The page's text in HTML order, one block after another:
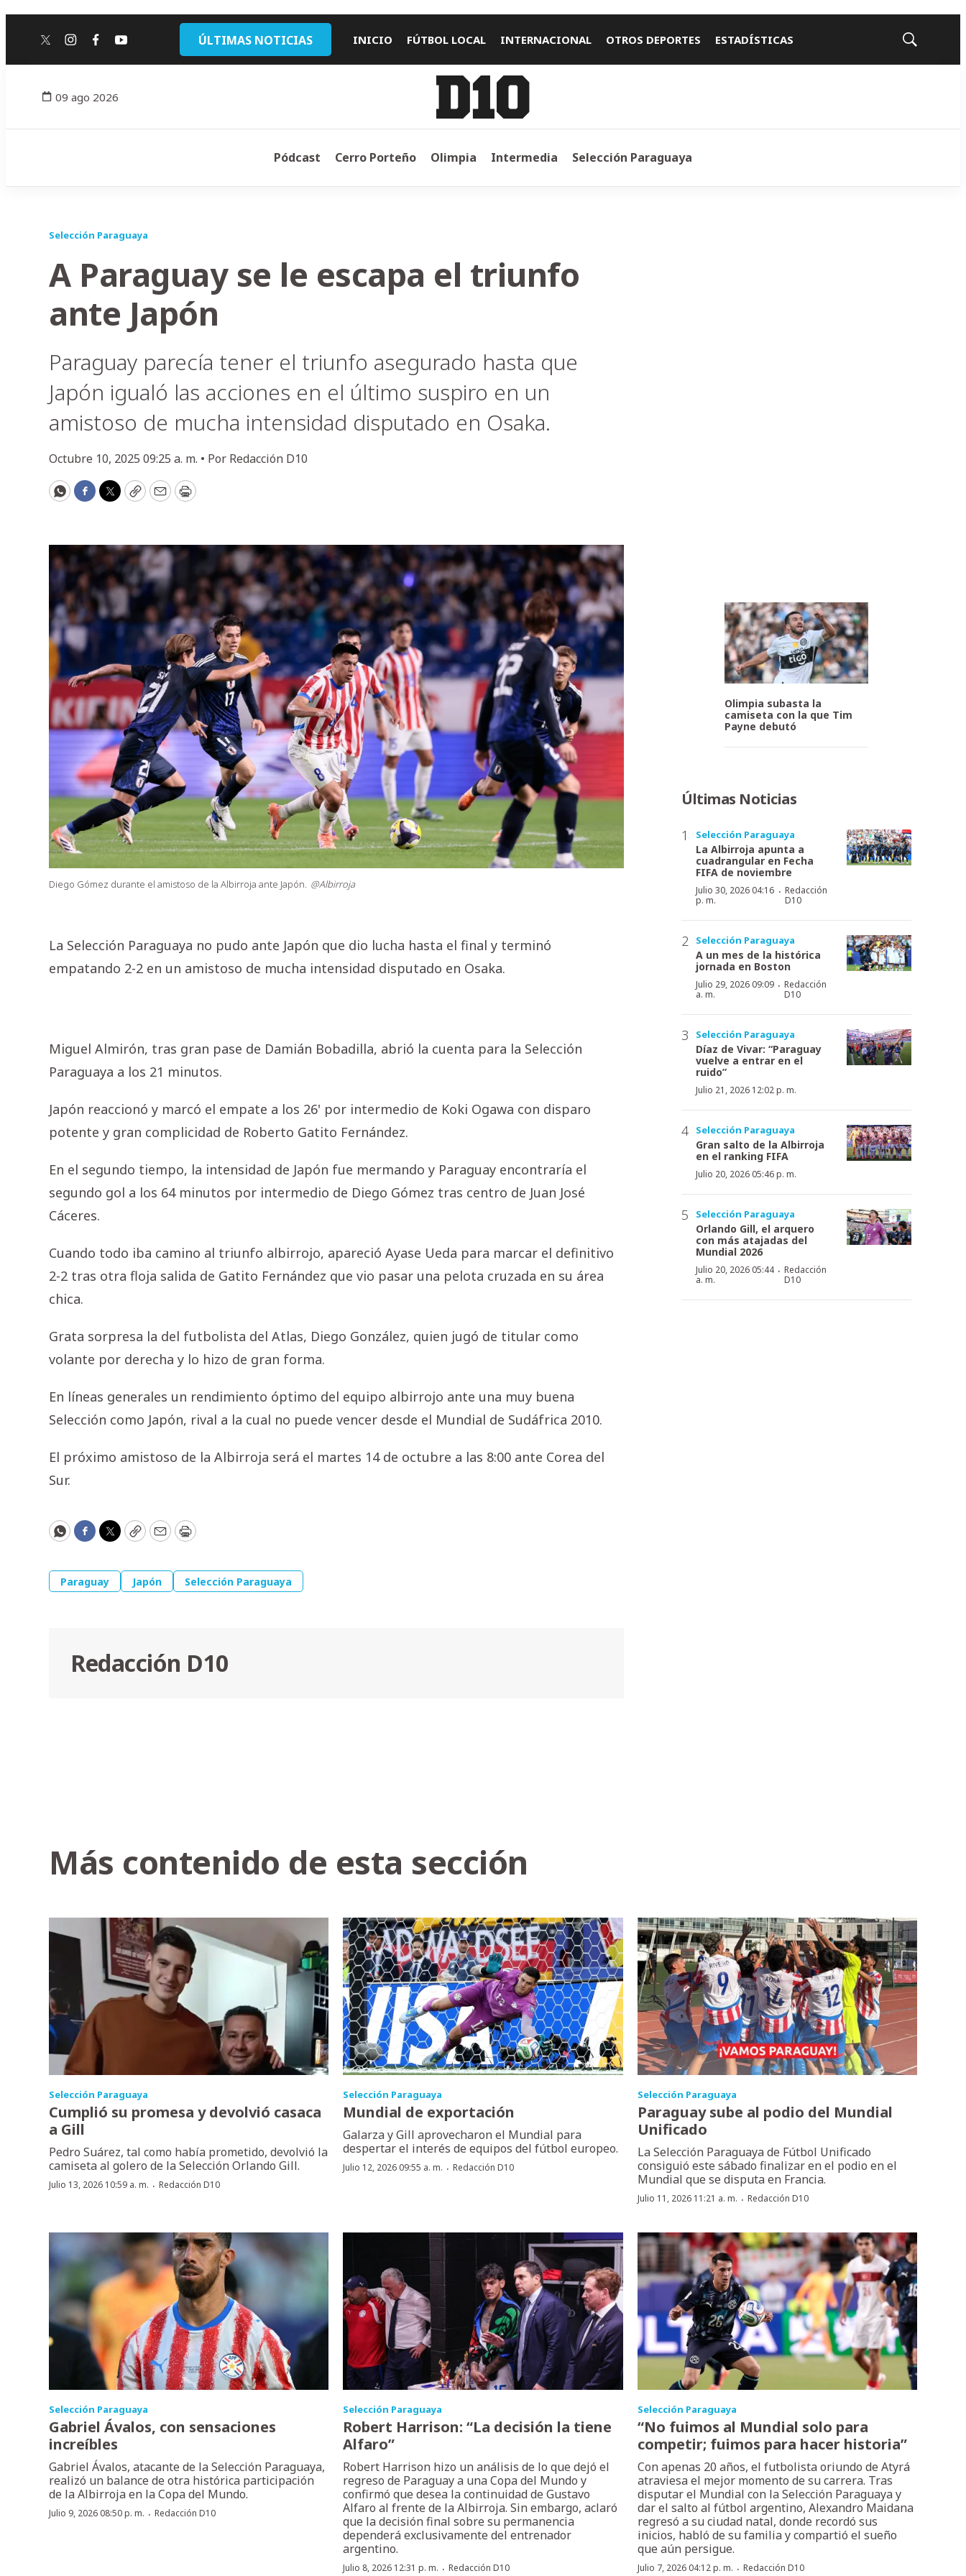
twitterinstagram
facebook
youtube ÚLTIMAS NOTICIAS INICIO FÚTBOL LOCAL INTERNACIONAL OTROS DEPORTES ESTADÍSTICAS
Mostrar
09 ago 2026
Pódcast Cerro Porteño Olimpia Intermedia Selección Paraguaya
Selección Paraguaya
A Paraguay se le escapa el triunfo
ante Japón
Paraguay parecía tener el triunfo asegurado hasta que
Japón igualó las acciones en el último suspiro en un
amistoso de mucha intensidad disputado en Osaka.
Octubre 10, 2025 09:25 a. m. • Por Redacción D10
WhatsApp
Facebook
Twitter
CopyEmailPrint
Diego Gómez durante el amistoso de la Albirroja ante Japón. @Albirroja
La Selección Paraguaya no pudo ante Japón que dio lucha hasta el final y terminó
empatando 2-2 en un amistoso de mucha intensidad disputado en Osaka.
Miguel Almirón, tras gran pase de Damián Bobadilla, abrió la cuenta para la Selección
Paraguaya a los 21 minutos.
Japón reaccionó y marcó el empate a los 26' por intermedio de Koki Ogawa con disparo
potente y gran complicidad de Roberto Gatito Fernández.
En el segundo tiempo, la intensidad de Japón fue mermando y Paraguay encontraría el
segundo gol a los 64 minutos por intermedio de Diego Gómez tras centro de Juan José
Cáceres.
Cuando todo iba camino al triunfo albirrojo, apareció Ayase Ueda para marcar el definitivo
2-2 tras otra floja salida de Gatito Fernández que vio pasar una pelota cruzada en su área
chica.
Grata sorpresa la del futbolista del Atlas, Diego González, quien jugó de titular como
volante por derecha y lo hizo de gran forma.
En líneas generales un rendimiento óptimo del equipo albirrojo ante una muy buena
Selección como Japón, rival a la cual no puede vencer desde el Mundial de Sudáfrica 2010.
El próximo amistoso de la Albirroja será el martes 14 de octubre a las 8:00 ante Corea del
Sur.
WhatsApp
Facebook
Twitter
CopyEmailPrint
Paraguay Japón Selección Paraguaya
Redacción D10
Olimpia subasta la
camiseta con la que Tim
Payne debutó
Últimas Noticias
Selección Paraguaya
La Albirroja apunta a
cuadrangular en Fecha
FIFA de noviembre
Julio 30, 2026 04:16
p. m.
· Redacción
D10
Selección Paraguaya
A un mes de la histórica
jornada en Boston
Julio 29, 2026 09:09
a. m.
·Redacción
D10
Selección Paraguaya
Díaz de Vivar: “Paraguay
vuelve a entrar en el
ruido”
Julio 21, 2026 12:02 p. m.
Selección Paraguaya
Gran salto de la Albirroja
en el ranking FIFA
Julio 20, 2026 05:46 p. m.
Selección Paraguaya
Orlando Gill, el arquero
con más atajadas del
Mundial 2026
Julio 20, 2026 05:44
a. m.
·Redacción
D10
Más contenido de esta sección
Selección Paraguaya
Cumplió su promesa y devolvió casaca
a Gill
Pedro Suárez, tal como había prometido, devolvió la
camiseta al golero de la Selección Orlando Gill.
Julio 13, 2026 10:59 a. m. · Redacción D10
Selección Paraguaya
Mundial de exportación
Galarza y Gill aprovecharon el Mundial para
despertar el interés de equipos del fútbol europeo.
Julio 12, 2026 09:55 a. m. ·Redacción D10
Selección Paraguaya
Paraguay sube al podio del Mundial
Unificado
La Selección Paraguaya de Fútbol Unificado
consiguió este sábado finalizar en el podio en el
Mundial que se disputa en Francia.
Julio 11, 2026 11:21 a. m. · Redacción D10
Selección Paraguaya
Gabriel Ávalos, con sensaciones
increíbles
Gabriel Ávalos, atacante de la Selección Paraguaya,
realizó un balance de otra histórica participación
de la Albirroja en la Copa del Mundo.
Julio 9, 2026 08:50 p. m. · Redacción D10
Selección Paraguaya
Robert Harrison: “La decisión la tiene
Alfaro”
Robert Harrison hizo un análisis de lo que dejó el
regreso de Paraguay a una Copa del Mundo y
confirmó que desea la continuidad de Gustavo
Alfaro al frente de la Albirroja. Sin embargo, aclaró
que la decisión final sobre su permanencia
dependerá exclusivamente del entrenador
argentino.
Julio 8, 2026 12:31 p. m. ·Redacción D10
Selección Paraguaya
“No fuimos al Mundial solo para
competir; fuimos para hacer historia”
Con apenas 20 años, el futbolista oriundo de Atyrá
atraviesa el mejor momento de su carrera. Tras
disputar el Mundial con la Selección Paraguaya y
dar el salto al fútbol argentino, Alexandro Maidana
regresó a su ciudad natal, donde recordó sus
inicios, habló de su familia y compartió el sueño
que aún persigue.
Julio 7, 2026 04:12 p. m. · Redacción D10